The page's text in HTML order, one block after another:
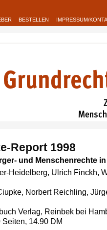
BESTELLEN IMPRESSUM/
Report 1998
und Menschenrechte
Heidelberg, Ulrich Finckh,
Norbert Reichling,
Verlag, Reinbek bei
14.90 DM